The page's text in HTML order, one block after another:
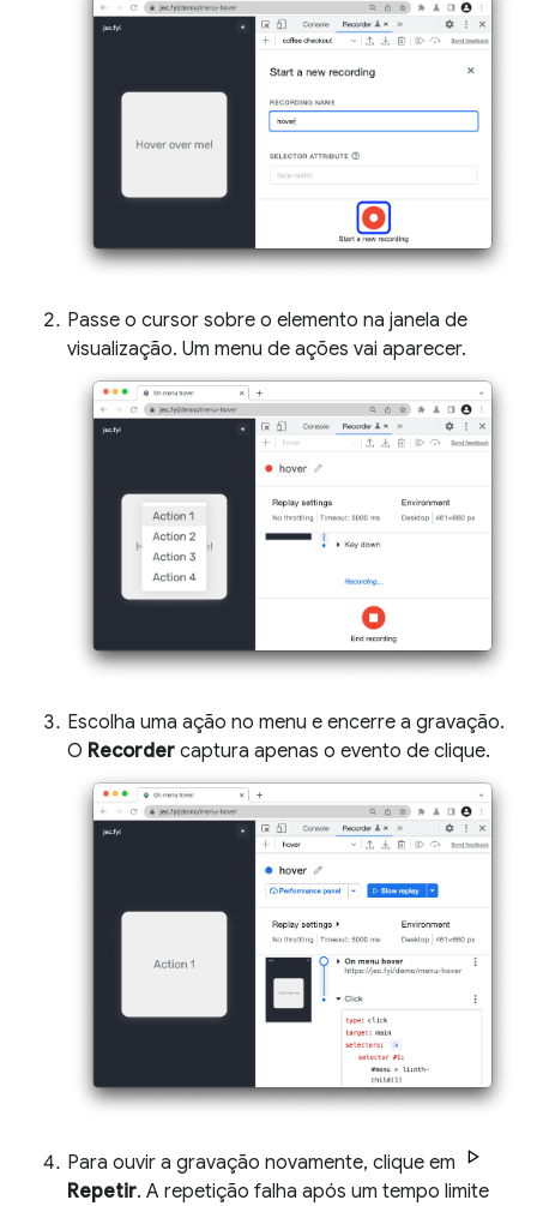
Passe o cursor sobre o elemento na janela de
visualização. Um menu de ações vai aparecer.
Escolha uma ação no menu e encerre a gravação.
O Recorder captura apenas o evento de clique.
Para ouvir a gravação novamente, clique em
Repetir. A repetição falha após um tempo limite